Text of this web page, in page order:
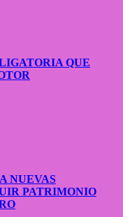
QUE
NUEVAS
PATRIMONIO